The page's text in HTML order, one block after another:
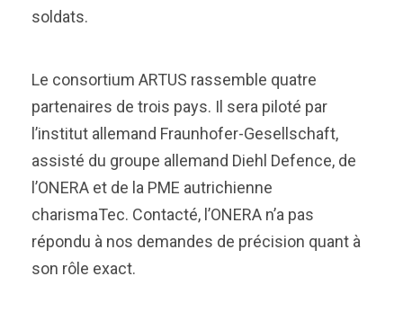
soldats.
Le consortium ARTUS rassemble quatre
partenaires de trois pays. Il sera piloté par
l’institut allemand Fraunhofer-Gesellschaft,
assisté du groupe allemand Diehl Defence, de
l’ONERA et de la PME autrichienne
charismaTec. Contacté, l’ONERA n’a pas
répondu à nos demandes de précision quant à
son rôle exact.